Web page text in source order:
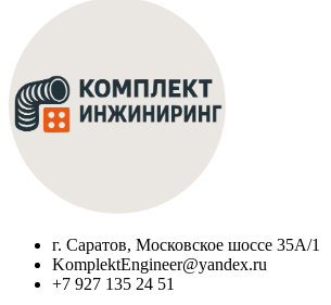
г. Саратов, Московское шоссе 35А/1
KomplektEngineer@yandex.ru
+7 927 135 24 51